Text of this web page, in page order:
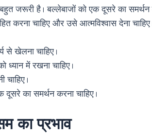
बहुत जरूरी है। बल्लेबाजों को एक दूसरे का
करना चाहिए और उसे आत्मविश्वास देना
से खेलना चाहिए।
ध्यान में रखना चाहिए।
चाहिए।
दूसरे का समर्थन करना चाहिए।
का प्रभाव